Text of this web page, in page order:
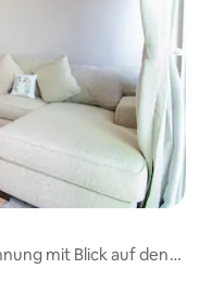
mit Blick auf den